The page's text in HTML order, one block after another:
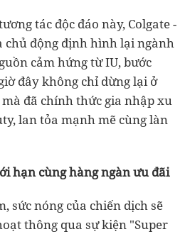
tác độc đáo này, Colgate -
động định hình lại ngành
cảm hứng từ IU, bước
đây không chỉ dừng lại ở
đã chính thức gia nhập xu
lan tỏa mạnh mẽ cùng làn
hạn cùng hàng ngàn ưu đãi
sức nóng của chiến dịch sẽ
thông qua sự kiện "Super